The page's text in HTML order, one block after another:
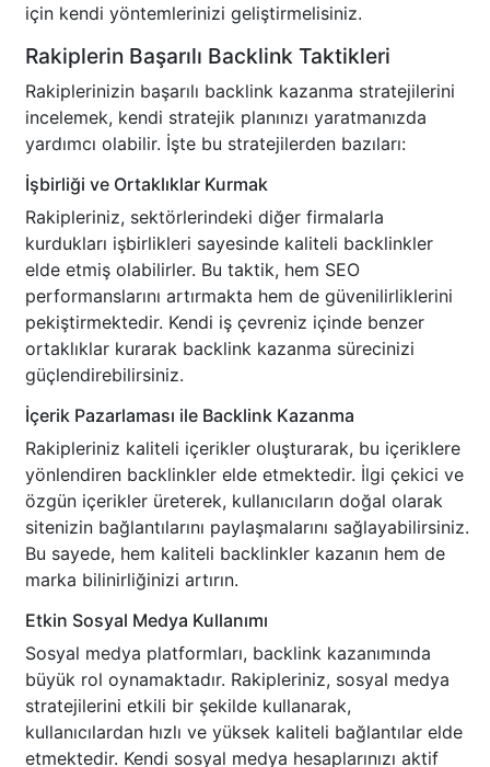
için kendi yöntemlerinizi geliştirmelisiniz.
Rakiplerin Başarılı Backlink Taktikleri
Rakiplerinizin başarılı backlink kazanma stratejilerini
incelemek, kendi stratejik planınızı yaratmanızda
yardımcı olabilir. İşte bu stratejilerden bazıları:
İşbirliği ve Ortaklıklar Kurmak
Rakipleriniz, sektörlerindeki diğer firmalarla
kurdukları işbirlikleri sayesinde kaliteli backlinkler
elde etmiş olabilirler. Bu taktik, hem SEO
performanslarını artırmakta hem de güvenilirliklerini
pekiştirmektedir. Kendi iş çevreniz içinde benzer
ortaklıklar kurarak backlink kazanma sürecinizi
güçlendirebilirsiniz.
İçerik Pazarlaması ile Backlink Kazanma
Rakipleriniz kaliteli içerikler oluşturarak, bu içeriklere
yönlendiren backlinkler elde etmektedir. İlgi çekici ve
özgün içerikler üreterek, kullanıcıların doğal olarak
sitenizin bağlantılarını paylaşmalarını sağlayabilirsiniz.
Bu sayede, hem kaliteli backlinkler kazanın hem de
marka bilinirliğinizi artırın.
Etkin Sosyal Medya Kullanımı
Sosyal medya platformları, backlink kazanımında
büyük rol oynamaktadır. Rakipleriniz, sosyal medya
stratejilerini etkili bir şekilde kullanarak,
kullanıcılardan hızlı ve yüksek kaliteli bağlantılar elde
etmektedir. Kendi sosyal medya hesaplarınızı aktif